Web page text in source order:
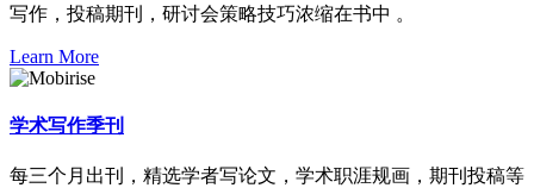
写作，投稿期刊，研讨会策略技巧浓缩在书中 。
Learn More
学术写作季刊
每三个月出刊，精选学者写论文，学术职涯规画，期刊投稿等